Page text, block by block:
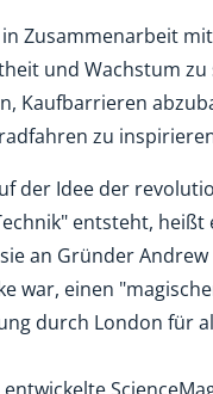
Zusammenarbeit
und Wachstum zu
Kaufbarrieren
zu
der Idee der
entsteht, heißt
an Gründer
war, einen
durch London für